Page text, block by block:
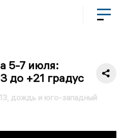
5-7 июля:
до +21 градус
дождь и юго-западный